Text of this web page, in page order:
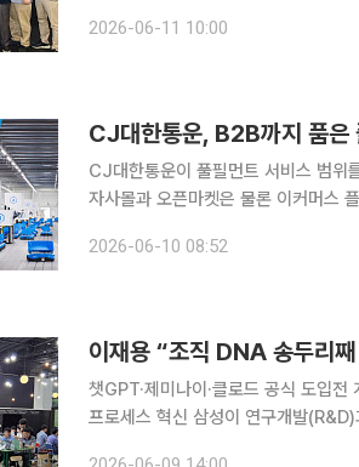
를 기반으로 포워딩, 계약물류, 라스
2026-06-11 10:00
CJ대한통운, B2B까지 품은
CJ대한통운이 풀필먼트 서비스 범위
자사몰과 오픈마켓은 물론 이커머스
한 '더 풀필 올인원 패키지'를 선보인
2026-06-10 08:52
챗GPT·제미나이·클로드 공식 도입전
프로세스 혁신 삼성이 연구개발(R&D)과 생산·판매·경영지원에 이르는 전 밸류체인을 AI 중심으로